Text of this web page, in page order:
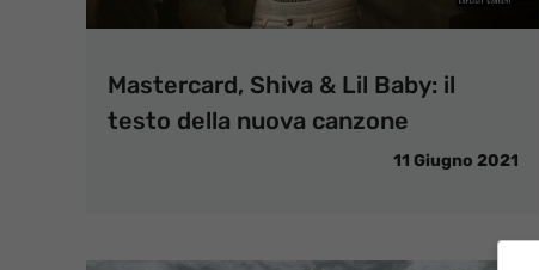
Mastercard, Shiva & Lil Baby: il
testo della nuova canzone
11 Giugno 2021